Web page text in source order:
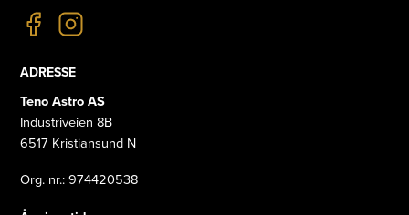
ADRESSE
Teno Astro AS
Industriveien 8B
6517 Kristiansund N
Org. nr.: 974420538